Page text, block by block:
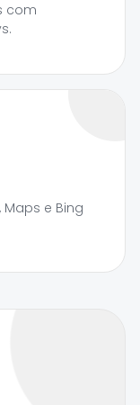
com
e Bing